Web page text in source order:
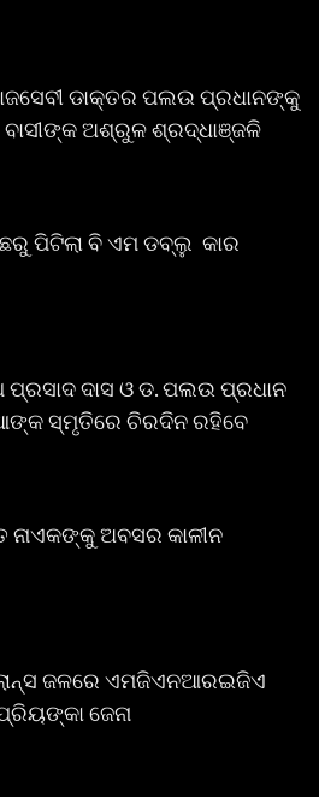
ଡାକ୍ତର ପଲଉ ପ୍ରଧାନଙ୍କୁ
ଅଶ୍ରୁଳ ଶ୍ରଦ୍ଧାଞ୍ଜଳି
ପିଟିଲା ବି ଏମ ଡବ୍ଲୁ କାର
ପ୍ରସାଦ ଦାସ ଓ ଡ. ପଲଉ ପ୍ରଧାନ
ସ୍ମୃତିରେ ଚିରଦିନ ରହିବେ
ନାଏକଙ୍କୁ ଅବସର କାଳୀନ
ଜଳରେ ଏମଜିଏନଆରଇଜିଏ
ଜେନା